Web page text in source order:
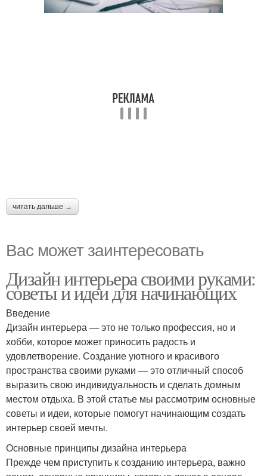
читать дальше →
Вас может заинтересовать
Дизайн интерьера своими руками:
советы и идеи для начинающих
Введение
Дизайн интерьера — это не только профессия, но и
хобби, которое может приносить радость и
удовлетворение. Создание уютного и красивого
пространства своими руками — это отличный способ
выразить свою индивидуальность и сделать домным
местом отдыха. В этой статье мы рассмотрим основные
советы и идеи, которые помогут начинающим создать
интерьер своей мечты.
Основные принципы дизайна интерьера
Прежде чем приступить к созданию интерьера, важно